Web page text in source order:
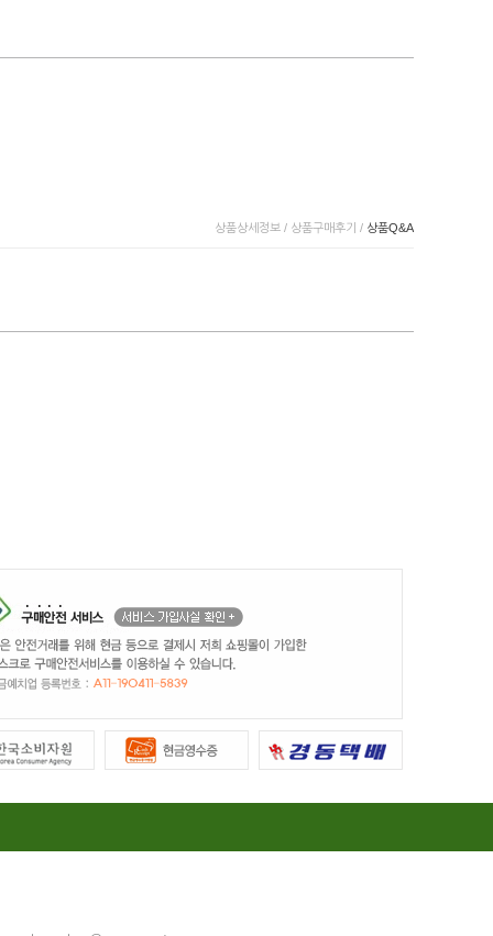
상품상세정보 / 상품구매후기 / 상품Q&A